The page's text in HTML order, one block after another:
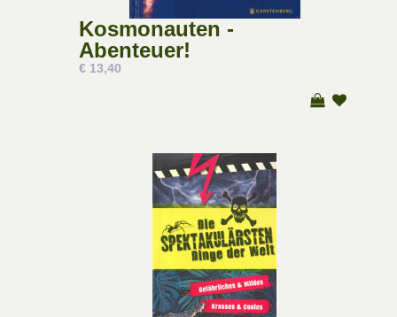
Kosmonauten -
Abenteuer!
€ 13,40